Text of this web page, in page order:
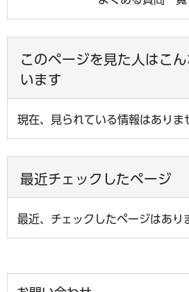
このページを見た人はこ
います
現在、見られている情報はありま
最近チェックしたページ
最近、チェックしたページはあり